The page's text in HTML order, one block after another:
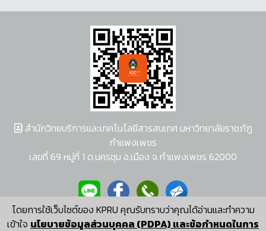
โดยการใช้เว็บไซต์ของ KPRU คุณรับทราบว่าคุณได้อ่านและทำความ
เข้าใจ นโยบายข้อมูลส่วนบุคคล (PDPA) และข้อกำหนดในการ
สำนักวิทยบริการและเทคโนโลยีสารสนเทศ มหาวิทยาลัยราชภัฏ
กำแพงเพชร
เลขที่ 69 หมู่ที่ 1 ต.นครชุม อ.เมือง จ.กำแพงเพชร 62000
ผู้พัฒนาระบบ อนุชา พวงผกา